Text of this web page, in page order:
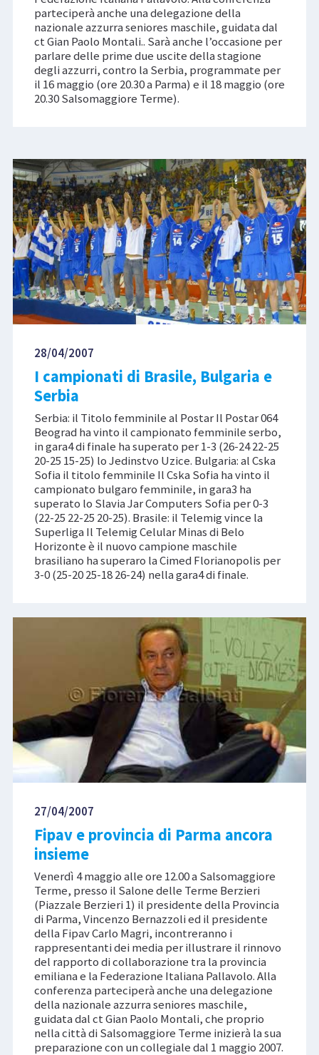
parteciperà anche una delegazione della
nazionale azzurra seniores maschile, guidata dal
ct Gian Paolo Montali.. Sarà anche l’occasione per
parlare delle prime due uscite della stagione
degli azzurri, contro la Serbia, programmate per
il 16 maggio (ore 20.30 a Parma) e il 18 maggio (ore
20.30 Salsomaggiore Terme).
28/04/2007
I campionati di Brasile, Bulgaria e
Serbia
Serbia: il Titolo femminile al Postar Il Postar 064
Beograd ha vinto il campionato femminile serbo,
in gara4 di finale ha superato per 1-3 (26-24 22-25
20-25 15-25) lo Jedinstvo Uzice. Bulgaria: al Cska
Sofia il titolo femminile Il Cska Sofia ha vinto il
campionato bulgaro femminile, in gara3 ha
superato lo Slavia Jar Computers Sofia per 0-3
(22-25 22-25 20-25). Brasile: il Telemig vince la
Superliga Il Telemig Celular Minas di Belo
Horizonte è il nuovo campione maschile
brasiliano ha superaro la Cimed Florianopolis per
3-0 (25-20 25-18 26-24) nella gara4 di finale.
27/04/2007
Fipav e provincia di Parma ancora
insieme
Venerdì 4 maggio alle ore 12.00 a Salsomaggiore
Terme, presso il Salone delle Terme Berzieri
(Piazzale Berzieri 1) il presidente della Provincia
di Parma, Vincenzo Bernazzoli ed il presidente
della Fipav Carlo Magri, incontreranno i
rappresentanti dei media per illustrare il rinnovo
del rapporto di collaborazione tra la provincia
emiliana e la Federazione Italiana Pallavolo. Alla
conferenza parteciperà anche una delegazione
della nazionale azzurra seniores maschile,
guidata dal ct Gian Paolo Montali, che proprio
nella città di Salsomaggiore Terme inizierà la sua
preparazione con un collegiale dal 1 maggio 2007.